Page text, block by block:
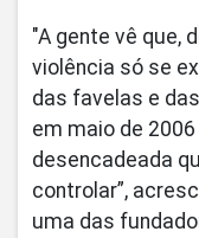
"A gente vê que,
violência só se
das favelas e
em maio de
desencadeada
controlar”,
uma das